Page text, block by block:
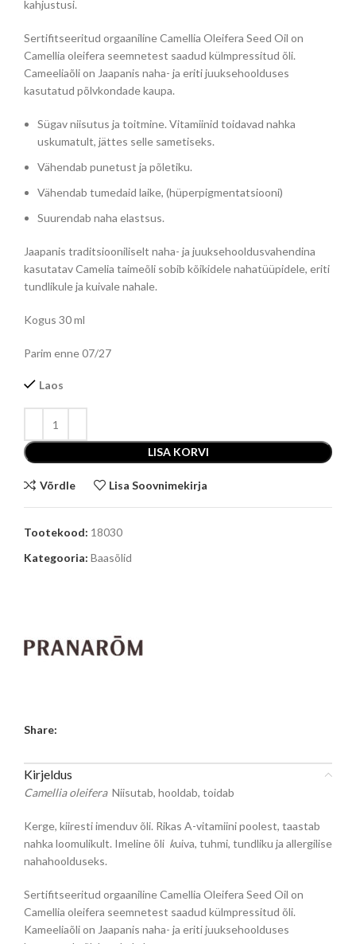
kahjustusi.
Sertifitseeritud orgaaniline Camellia Oleifera Seed Oil on
Camellia oleifera seemnetest saadud külmpressitud õli.
Cameeliaõli on Jaapanis naha- ja eriti juuksehoolduses
kasutatud põlvkondade kaupa.
Sügav niisutus ja toitmine. Vitamiinid toidavad nahka
uskumatult, jättes selle sametiseks.
Vähendab punetust ja põletiku.
Vähendab tumedaid laike, (hüperpigmentatsiooni)
Suurendab naha elastsus.
Jaapanis traditsiooniliselt naha- ja juuksehooldusvahendina
kasutatav Camelia taimeõli sobib kõikidele nahatüüpidele, eriti
tundlikule ja kuivale nahale.
Kogus 30 ml
Parim enne 07/27
Laos
LISA KORVI
Võrdle Lisa Soovnimekirja
Tootekood: 18030
Kategooria: Baasõlid
Share:
Kirjeldus
Camellia oleifera Niisutab, hooldab, toidab
Kerge, kiiresti imenduv õli. Rikas A-vitamiini poolest, taastab
nahka loomulikult. Imeline õli kuiva, tuhmi, tundliku ja allergilise
nahahoolduseks.
Sertifitseeritud orgaaniline Camellia Oleifera Seed Oil on
Camellia oleifera seemnetest saadud külmpressitud õli.
Kameeliaõli on Jaapanis naha- ja eriti juuksehoolduses